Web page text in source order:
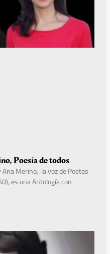
Poesía de todos
Merino, la voz de Poetas
es una Antología con